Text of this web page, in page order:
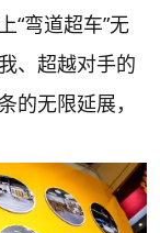
“弯道超车”无
、超越对手的
的无限延展，